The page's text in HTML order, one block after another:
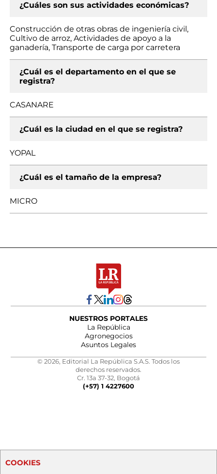
¿Cuáles son sus actividades económicas?
Construcción de otras obras de ingeniería civil,
Cultivo de arroz, Actividades de apoyo a la
ganadería, Transporte de carga por carretera
¿Cuál es el departamento en el que se
registra?
CASANARE
¿Cuál es la ciudad en el que se registra?
YOPAL
¿Cuál es el tamaño de la empresa?
MICRO
NUESTROS PORTALES
La República
Agronegocios
Asuntos Legales
© 2026, Editorial La República S.A.S. Todos los
derechos reservados.
Cr. 13a 37-32, Bogotá
(+57) 1 4227600
COOKIES